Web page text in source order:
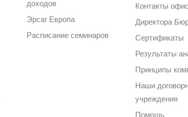
доходов
Эрсаг Европа
Расписание семинаров
Контакты
Директора
Сертификаты
Результаты
Принципы
Наши
учреждения
Помощь